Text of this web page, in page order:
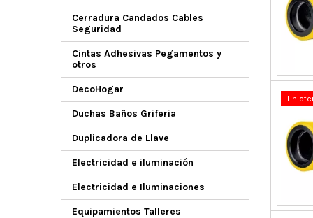
Cerradura Candados Cables
Seguridad
Cintas Adhesivas Pegamentos y
otros
DecoHogar
Duchas Baños Griferia
Duplicadora de Llave
Electricidad e iluminación
Electricidad e Iluminaciones
Equipamientos Talleres
¡En